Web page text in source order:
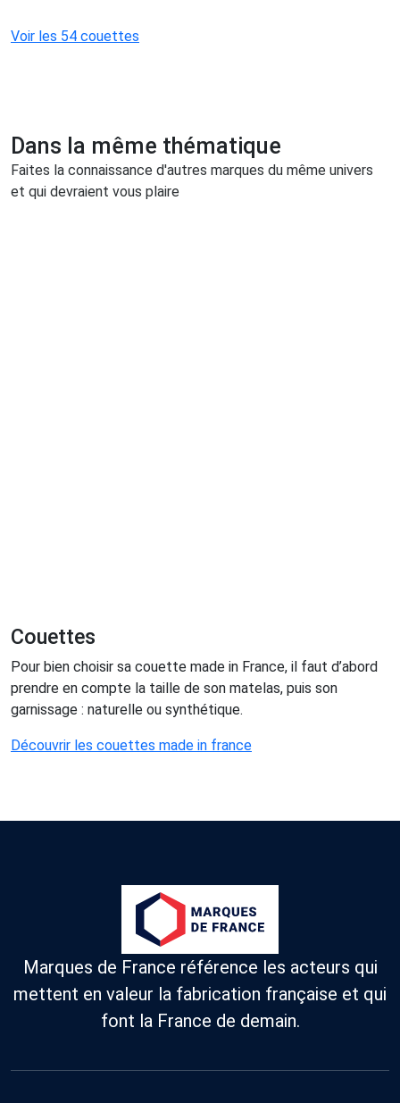
Voir les 54 couettes
Dans la même thématique
Faites la connaissance d'autres marques du même univers
et qui devraient vous plaire
Couettes
Pour bien choisir sa couette made in France, il faut d’abord
prendre en compte la taille de son matelas, puis son
garnissage : naturelle ou synthétique.
Découvrir les couettes made in france
Marques de France référence les acteurs qui
mettent en valeur la fabrication française et qui
font la France de demain.